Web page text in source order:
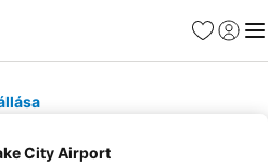
Kedvencek
City Airport